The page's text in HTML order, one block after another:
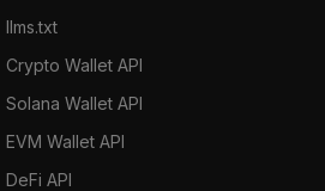
llms.txt
Crypto Wallet API
Solana Wallet API
EVM Wallet API
DeFi API